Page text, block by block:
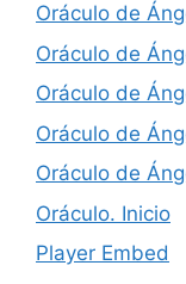
Oráculo de
Oráculo de
Oráculo de
Oráculo de
Oráculo de
Oráculo. Inicio
Player Embed